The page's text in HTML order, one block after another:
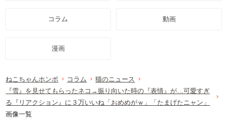
コラム 動画
漫画
ねこちゃんホンポ コラム
猫のニュース
『雪』を見せてもらったネコ→振り向いた時の『表情』が…可愛すぎ
る『リアクション』に３万いいね「おめめがｗ」「たまげたニャン」
画像一覧